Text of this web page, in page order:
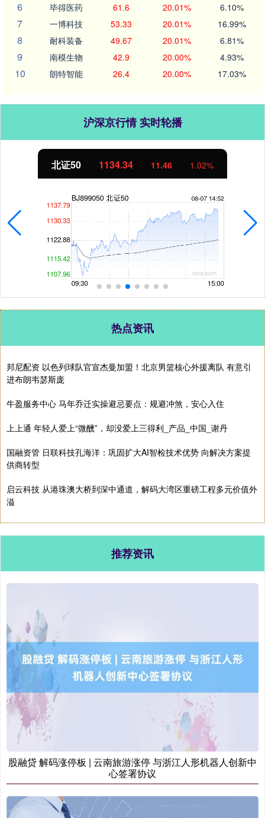
6 毕得医药 61.6 20.01% 6.10%
7 一博科技 53.33 20.01% 16.99%
8 耐科装备 49.67 20.01% 6.81%
9 南模生物 42.9 20.00% 4.93%
10 朗特智能 26.4 20.00% 17.03%
沪深京行情 实时轮播
北证50 1134.42 11.54 1.03%
热点资讯
邦尼配资 以色列球队官宣杰曼加盟！北京男篮核心外援离队 有意引
进布朗韦瑟斯庞
牛盈服务中心 马年乔迁实操避忌要点：规避冲煞，安心入住
上上通 年轻人爱上“微醺”，却没爱上三得利_产品_中国_谢丹
国融资管 日联科技孔海洋：巩固扩大AI智检技术优势 向解决方案提
供商转型
启云科技 从港珠澳大桥到深中通道，解码大湾区重磅工程多元价值外
溢
推荐资讯
股融贷 解码涨停板 | 云南旅游涨停 与浙江人形机器人创新中
心签署协议